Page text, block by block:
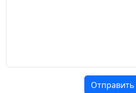
Отправить